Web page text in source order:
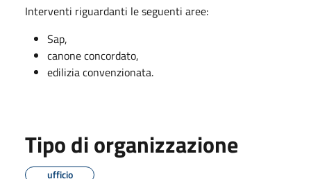
Interventi riguardanti le seguenti aree:
Sap,
canone concordato,
edilizia convenzionata.
Tipo di organizzazione
ufficio